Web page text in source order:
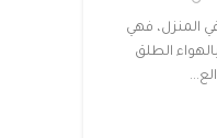
المنزل، فهي
الطلق